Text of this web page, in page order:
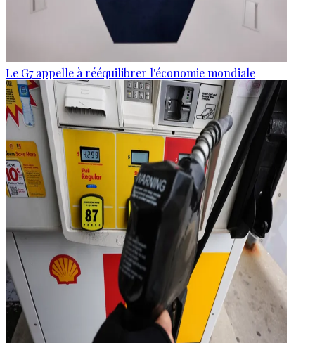
Le G7 appelle à rééquilibrer l'économie mondiale